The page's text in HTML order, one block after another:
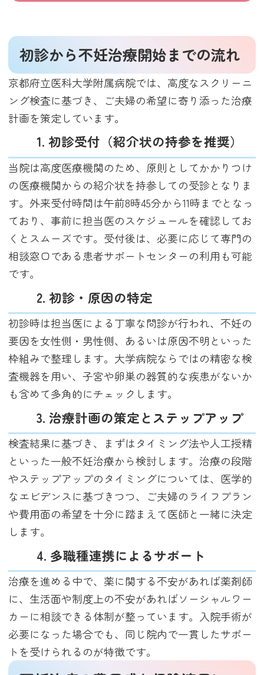
初診から不妊治療開始までの流れ
京都府立医科大学附属病院では、高度なスクリーニ
ング検査に基づき、ご夫婦の希望に寄り添った治療
計画を策定しています。
1. 初診受付（紹介状の持参を推奨）
当院は高度医療機関のため、原則としてかかりつけ
の医療機関からの紹介状を持参しての受診となりま
す。外来受付時間は午前8時45分から11時までとなっ
ており、事前に担当医のスケジュールを確認してお
くとスムーズです。受付後は、必要に応じて専門の
相談窓口である患者サポートセンターの利用も可能
です。
2. 初診・原因の特定
初診時は担当医による丁寧な問診が行われ、不妊の
要因を女性側・男性側、あるいは原因不明といった
枠組みで整理します。大学病院ならではの精密な検
査機器を用い、子宮や卵巣の器質的な疾患がないか
も含めて多角的にチェックします。
3. 治療計画の策定とステップアップ
検査結果に基づき、まずはタイミング法や人工授精
といった一般不妊治療から検討します。治療の段階
やステップアップのタイミングについては、医学的
なエビデンスに基づきつつ、ご夫婦のライフプラン
や費用面の希望を十分に踏まえて医師と一緒に決定
します。
4. 多職種連携によるサポート
治療を進める中で、薬に関する不安があれば薬剤師
に、生活面や制度上の不安があればソーシャルワー
カーに相談できる体制が整っています。入院手術が
必要になった場合でも、同じ院内で一貫したサポー
トを受けられるのが特徴です。